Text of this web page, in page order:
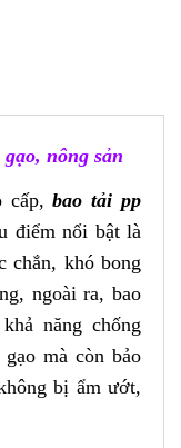
nông sản
cấp,bao tải pp
điểm nổi bật là
chắn, khó bong
ngoài ra, bao
năng chống
mà còn bảo
bị ẩm ướt,